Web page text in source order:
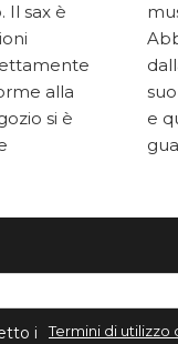
Il sax è
alla
si è
e
i Termini di utilizzo